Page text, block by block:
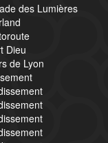
des Lumières
Dieu
de Lyon